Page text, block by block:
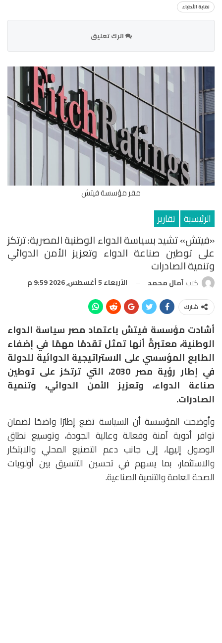
نقابة الأطباء
اترك تعليق
مقر مؤسسة فيتش
الرئيسية تقارير
«فيتش» تشيد بسياسة الدواء الوطنية المصرية: ترتكز
على توطين صناعة الدواء وتعزيز الأمن الدوائي
وتنمية الصادرات
كتب آمال محمد الأربعاء 5 أغسطس, 2026 9:59 م
شارك
أشادت مؤسسة فيتش باعتماد مصر سياسة الدواء
الوطنية، معتبرةً أنها تمثل تقدمًا مهمًا في إضفاء
الطابع المؤسسي على الاستراتيجية الدوائية للدولة
في إطار رؤية مصر 2030، التي ترتكز على توطين
صناعة الدواء، وتعزيز الأمن الدوائي، وتنمية
الصادرات.
وأوضحت المؤسسة أن السياسة تضع إطارًا واضحًا لضمان
توافر أدوية آمنة وفعالة وعالية الجودة، وتوسيع نطاق
الوصول إليها، إلى جانب دعم التصنيع المحلي والابتكار
والاستثمار، بما يسهم في تحسين التنسيق بين أولويات
الصحة العامة والتنمية الصناعية.